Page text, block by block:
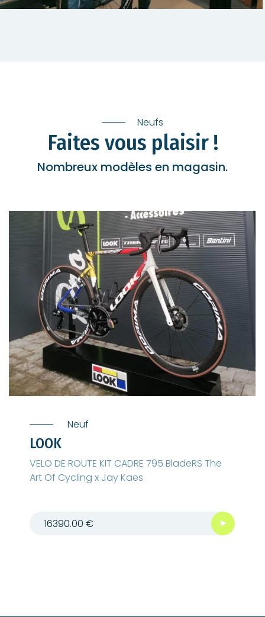
Neufs
Faites vous plaisir !
Nombreux modèles en magasin.
Neuf
LOOK
VELO DE ROUTE KIT CADRE 795 BladeRS The
Art Of Cycling x Jay Kaes
16390.00 €